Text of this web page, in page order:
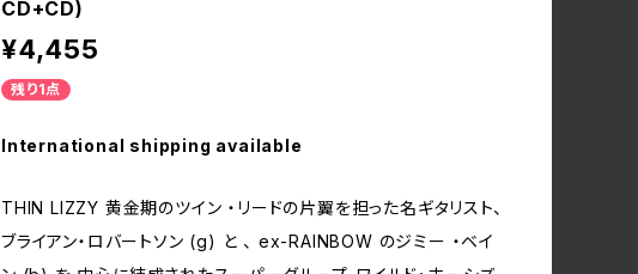
CD+CD)
¥4,455
残り1点
International shipping available
THIN LIZZY ⻩⾦期のツイン ‧リードの⽚翼を担った名ギタリスト、
ブライアン‧ロバートソン (g) と 、 ex-RAINBOW のジミー ‧ベイ